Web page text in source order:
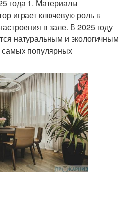
года 1. Материалы
играет ключевую роль в
в зале. В 2025 году
натуральным и экологичным
самых популярных